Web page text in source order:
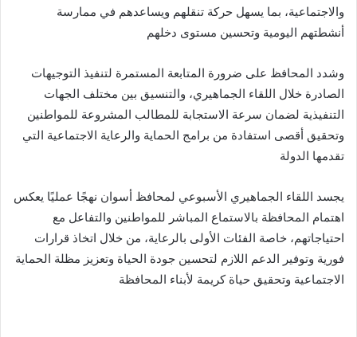
والاجتماعية، بما يسهل حركة تنقلهم ويساعدهم في ممارسة
أنشطتهم اليومية وتحسين مستوى دخلهم
وشدد المحافظ على ضرورة المتابعة المستمرة لتنفيذ التوجيهات
الصادرة خلال اللقاء الجماهيري، والتنسيق بين مختلف الجهات
التنفيذية لضمان سرعة الاستجابة للمطالب المشروعة للمواطنين
وتحقيق أقصى استفادة من برامج الحماية والرعاية الاجتماعية التي
تقدمها الدولة
يجسد اللقاء الجماهيري الأسبوعي لمحافظ أسوان نهجًا عمليًا يعكس
اهتمام المحافظة بالاستماع المباشر للمواطنين والتفاعل مع
احتياجاتهم، خاصة الفئات الأولى بالرعاية، من خلال اتخاذ قرارات
فورية وتوفير الدعم اللازم لتحسين جودة الحياة وتعزيز مظلة الحماية
الاجتماعية وتحقيق حياة كريمة لأبناء المحافظة